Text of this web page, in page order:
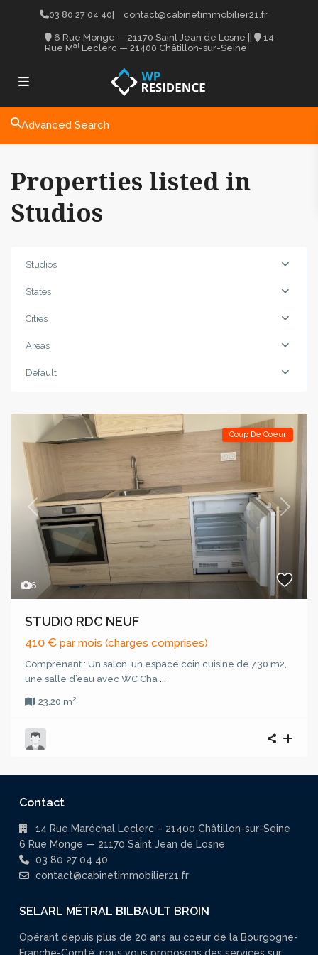
03 80 27 04 40| contact@cabinetimmobilier21.fr
6 Rue Monge — 21170 Saint Jean de Losne
14
Rue Mal Leclerc — 21400 Châtillon-sur-Seine
Advanced Search
Properties listed in
Studios
Studios
States
Cities
Areas
Default
6
Previous Next
Coup De Coeur
STUDIO RDC NEUF
410 € par mois (charges comprises)
Comprenant : Un salon, un espace coin cuisine de 7.30 m2,
une salle d’eau avec WC Cha ...
23.20 m2
Contact
14 Rue Maréchal Leclerc – 21400 Châtillon-sur-Seine
6 Rue Monge — 21170 Saint Jean de Losne
03 80 27 04 40
contact@cabinetimmobilier21.fr
SELARL MÉTRAL BILBAULT BROIN
Opérant depuis plus de 20 ans au coeur de la Bourgogne-